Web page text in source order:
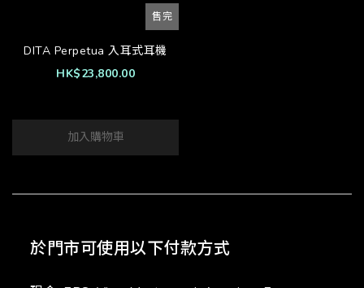
售完
DITA Perpetua 入耳式耳機
HK$23,800.00
加入購物車
於門市可使用以下付款方式